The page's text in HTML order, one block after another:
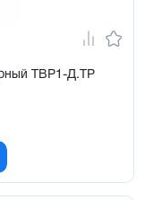
ТВР1-Д.ТР